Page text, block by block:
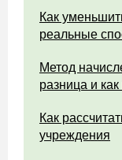
Как
реальные
Метод
разница и
Как
учреждения